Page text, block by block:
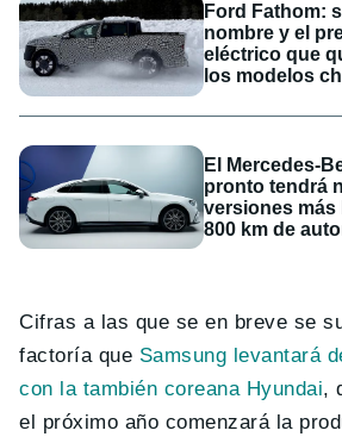
Ford Fathom:
nombre y el
eléctrico que
los modelos
El Mercedes-
pronto tendrá
versiones más
800 km de
Cifras a las que se en breve se
factoría que Samsung levantará
con la también coreana Hyundai,
el próximo año comenzará la